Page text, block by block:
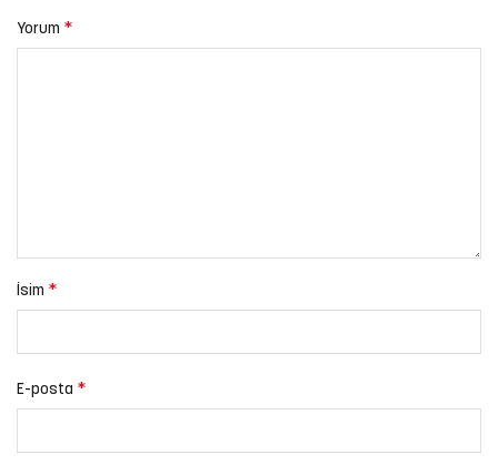
Yorum *
İsim *
E-posta *